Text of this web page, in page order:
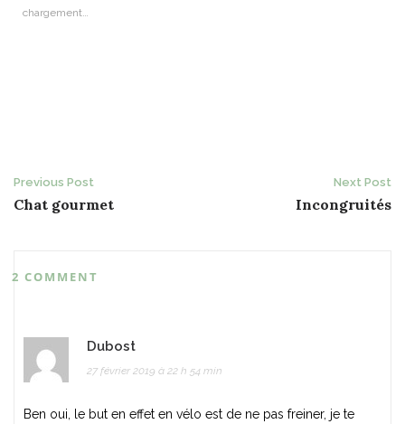
chargement…
Post
navigation
Previous Post
Chat gourmet
Next Post
Incongruités
2 COMMENT
Dubost
27 février 2019 à 22 h 54 min
Ben oui, le but en effet en vélo est de ne pas freiner, je te